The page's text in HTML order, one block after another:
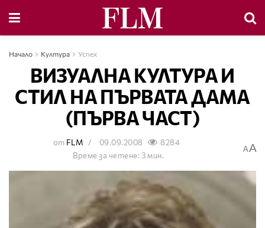
Начало Култура Успех
ВИЗУАЛНА КУЛТУРА И
СТИЛ НА ПЪРВАТА ДАМА
(ПЪРВА ЧАСТ)
от FLM 09.09.2008
8284
Време за четене: 3 мин.
AA